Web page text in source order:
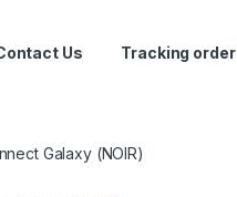
Us Tracking order
Galaxy (NOIR)